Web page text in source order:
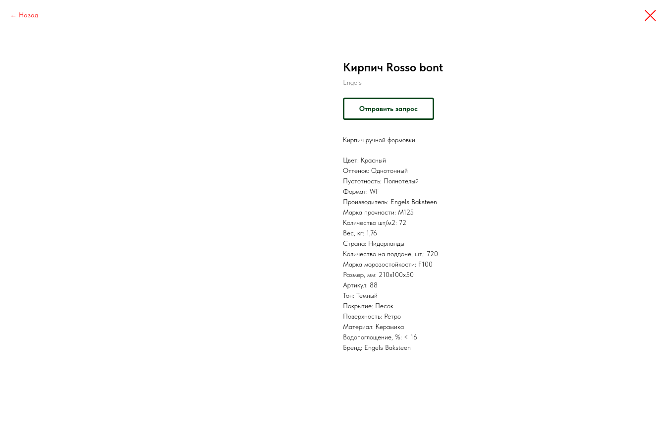
Назад
Кирпич Rosso bont
Engels
Отправить запрос
Кирпич ручной формовки
Цвет: Красный
Оттенок: Однотонный
Пустотность: Полнотелый
Формат: WF
Производитель: Engels Baksteen
Марка прочности: M125
Количество шт/м2: 72
Вес, кг: 1,76
Страна: Нидерланды
Количество на поддоне, шт.: 720
Марка морозостойкости: F100
Размер, мм: 210x100x50
Артикул: 88
Тон: Темный
Покрытие: Песок
Поверхность: Ретро
Материал: Керамика
Водопоглощение, %: < 16
Бренд: Engels Baksteen